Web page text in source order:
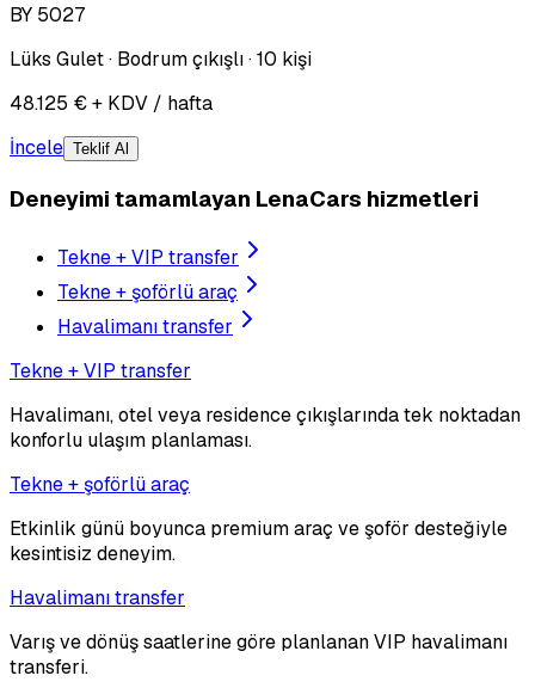
BY 5027
Lüks Gulet · Bodrum çıkışlı · 10 kişi
48.125 € + KDV / hafta
İncele Teklif Al
Deneyimi tamamlayan LenaCars hizmetleri
Tekne + VIP transfer
Tekne + şoförlü araç
Havalimanı transfer
Tekne + VIP transfer
Havalimanı, otel veya residence çıkışlarında tek noktadan
konforlu ulaşım planlaması.
Tekne + şoförlü araç
Etkinlik günü boyunca premium araç ve şoför desteğiyle
kesintisiz deneyim.
Havalimanı transfer
Varış ve dönüş saatlerine göre planlanan VIP havalimanı
transferi.